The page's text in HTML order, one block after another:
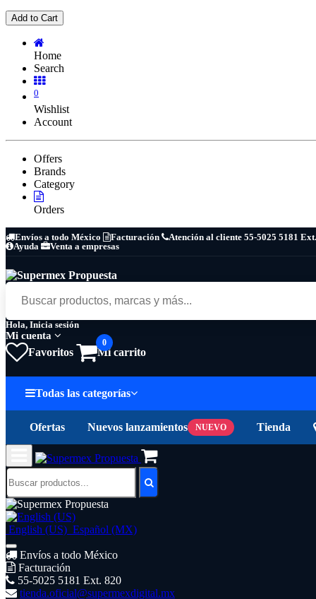
Add to Cart
Home
Search
0
Wishlist
Account
Offers
Brands
Category
Orders
Envíos a todo México Facturación
Atención al cliente 55-5025 5181
Ayuda
Venta a empresas
Hola, Inicia sesión
Mi cuenta
Favoritos Mi carrito
0
Todas las categorías
Ofertas Nuevos lanzamientos NUEVO Tienda
English (US) Español (MX)
Envíos a todo México
Facturación
55-5025 5181 Ext. 820
tienda.oficial@supermexdigital.mx